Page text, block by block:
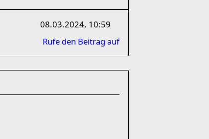
08.03.2024, 10:59
Rufe den Beitrag auf